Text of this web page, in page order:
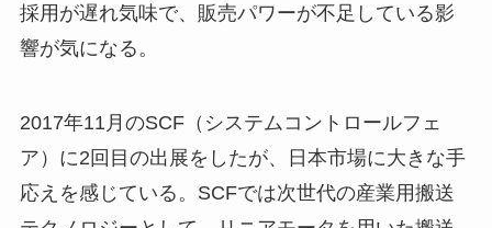
採用が遅れ気味で、販売パワーが不足している影
響が気になる。
2017年11月のSCF（システムコントロールフェ
ア）に2回目の出展をしたが、日本市場に大きな手
応えを感じている。SCFでは次世代の産業用搬送